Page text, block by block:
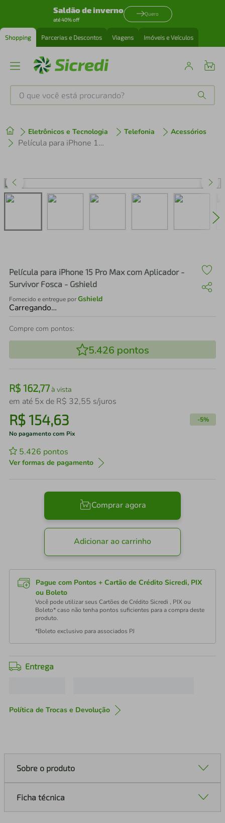
Saldão de inverno
até 40% off
Quero
Shopping Parcerias e Descontos Viagens Imóveis e Veículos
O que você está procurando?
Eletrônicos e Tecnologia Telefonia Acessórios
Película para iPhone 15 Pro Max com Aplicador - Survivor Fosca - Gshield
Película para iPhone 15 Pro Max com Aplicador -
Survivor Fosca - Gshield
Fornecido e entregue porGshield
Carregando…
Compre com pontos:
5.426 pontos
R$ 162,77à vista
em até 5x de R$ 32,55 s/juros
R$154,63 -5%
No pagamento com Pix
5.426 pontos
Ver formas de pagamento
Comprar agora
Adicionar ao carrinho
Pague com Pontos + Cartão de Crédito Sicredi, PIX
ou Boleto
Você pode utilizar seus Cartões de Crédito Sicredi , PIX ou
Boleto* caso não tenha pontos suficientes para a compra deste
produto.
*Boleto exclusivo para associados PJ
Entrega
Política de Trocas e Devolução
Sobre o produto
Ficha técnica
1º tenis
perfume